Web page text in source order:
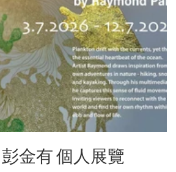
金有 個人展覽